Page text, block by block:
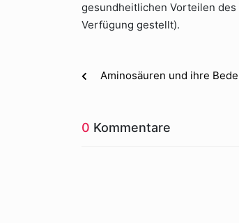
gesundheitlichen Vorteilen
Verfügung gestellt).
Aminosäuren und ihre
0 Kommentare